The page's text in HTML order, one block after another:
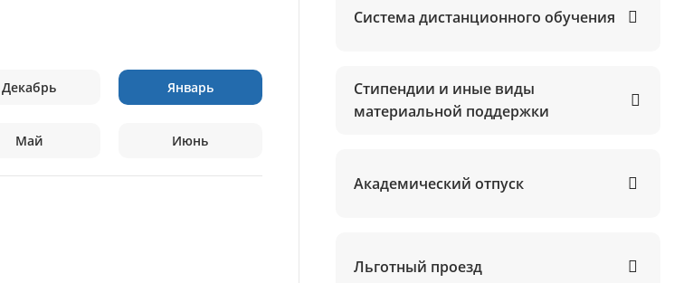
Декабрь Январь
Май Июнь
Система дистанционного обучения
Стипендии и иные виды
материальной поддержки
Академический отпуск
Льготный проезд